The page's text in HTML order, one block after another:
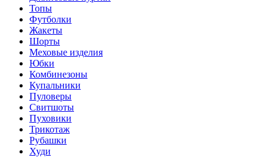
Топы
Футболки
Жакеты
Шорты
Меховые изделия
Юбки
Комбинезоны
Купальники
Пуловеры
Свитшоты
Пуховики
Трикотаж
Рубашки
Худи